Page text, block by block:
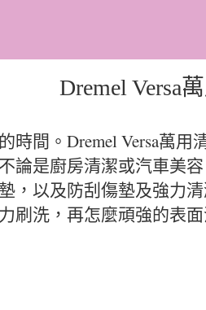
Dremel Versa
時間。Dremel Versa萬
論是廚房清潔或汽車美
，以及防刮傷墊及強力
刷洗，再怎麼頑強的表